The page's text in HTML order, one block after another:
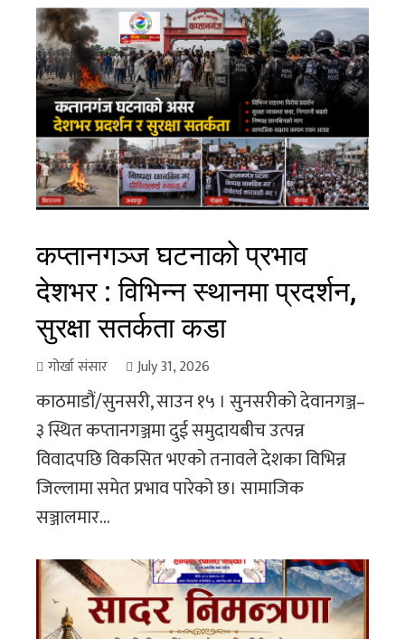
कप्तानगञ्ज घटनाको प्रभाव
देशभर : विभिन्न स्थानमा प्रदर्शन,
सुरक्षा सतर्कता कडा
गोर्खा संसार July 31, 2026
काठमाडौं/सुनसरी, साउन १५ । सुनसरीको देवानगञ्ज–
३ स्थित कप्तानगञ्जमा दुई समुदायबीच उत्पन्न
विवादपछि विकसित भएको तनावले देशका विभिन्न
जिल्लामा समेत प्रभाव पारेको छ। सामाजिक
सञ्जालमार...